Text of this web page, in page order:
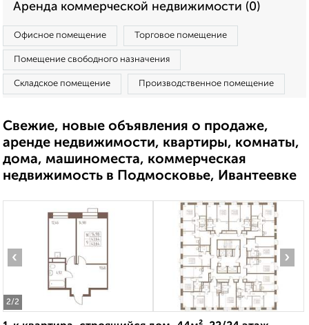
Аренда коммерческой недвижимости (0)
Офисное помещение Торговое помещение
Помещение свободного назначения
Складское помещение Производственное помещение
Свежие, новые объявления о продаже,
аренде недвижимости, квартиры, комнаты,
дома, машиноместа, коммерческая
недвижимость в Подмосковье, Ивантеевке
2/2
‹ ›